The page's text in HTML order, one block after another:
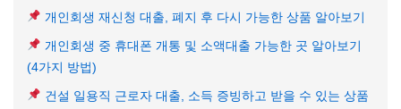
개인회생 재신청 대출, 폐지 후 다시 가능한 상품 알아보기
개인회생 중 휴대폰 개통 및 소액대출 가능한 곳 알아보기
(4가지 방법)
건설 일용직 근로자 대출, 소득 증빙하고 받을 수 있는 상품